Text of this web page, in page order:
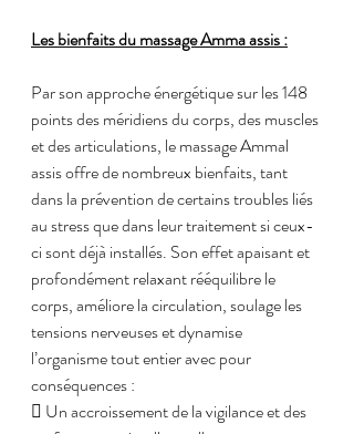
Les bienfaits du massage Amma assis :
Par son approche énergétique sur les 148
points des méridiens du corps, des muscles
et des articulations, le massage Ammal
assis offre de nombreux bienfaits, tant
dans la prévention de certains troubles liés
au stress que dans leur traitement si ceux-
ci sont déjà installés. Son effet apaisant et
profondément relaxant rééquilibre le
corps, améliore la circulation, soulage les
tensions nerveuses et dynamise
l’organisme tout entier avec pour
conséquences :
 Un accroissement de la vigilance et des